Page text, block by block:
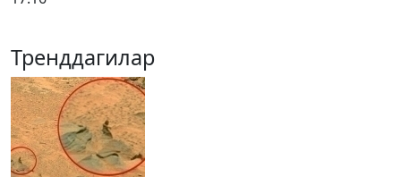
Тренддагилар